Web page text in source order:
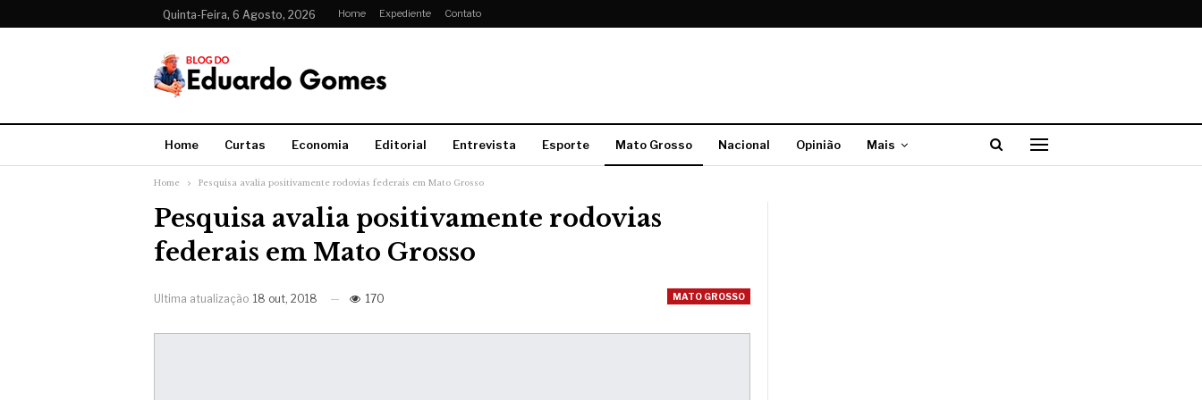
Quinta-Feira, 6 Agosto, 2026 Home Expediente Contato
Home Curtas Economia Editorial Entrevista Esporte Mato Grosso Nacional Opinião Mais
Home Pesquisa avalia positivamente rodovias federais em Mato Grosso
Pesquisa avalia positivamente rodovias
federais em Mato Grosso
MATO GROSSO
Ultima atualização 18 out, 2018 170